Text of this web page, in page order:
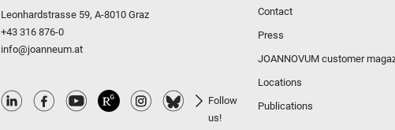
Leonhardstrasse 59, A-8010 Graz
+43 316 876-0
info@joanneum.at
Follow
us!
Contact
Press
JOANNOVUM customer
Locations
Publications